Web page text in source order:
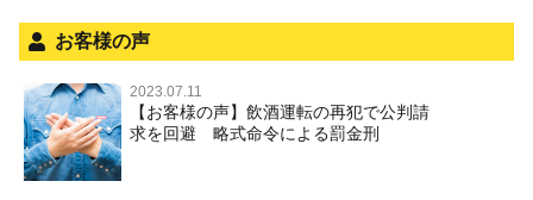
お客様の声
2023.07.11
【お客様の声】飲酒運転の再犯で公判請
求を回避 略式命令による罰金刑